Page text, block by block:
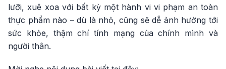
lưỡi, xuê xoa với bất kỳ một hành vi vi phạm an toàn
thực phẩm nào – dù là nhỏ, cũng sẽ dễ ảnh hưởng tới
sức khỏe, thậm chí tính mạng của chính mình và
người thân.